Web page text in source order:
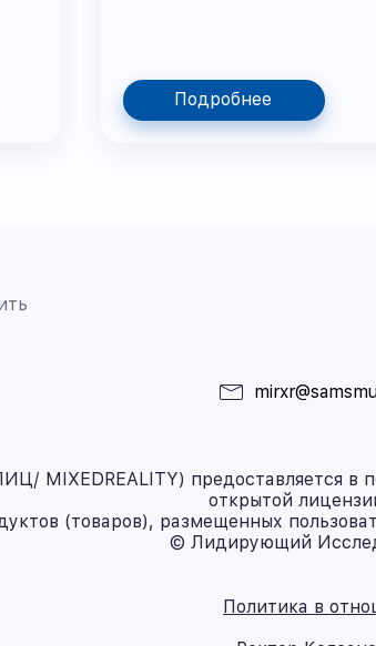
Подробнее
MIXEDREALITY) предоставляется в
открытой
(товаров), размещенных
© Лидирующий
Политика в